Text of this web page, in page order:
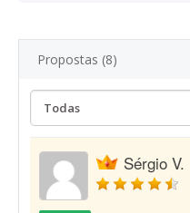
Propostas (8)
Sérgio V.